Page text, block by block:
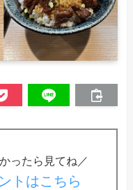
ったら見てね／
トはこちら